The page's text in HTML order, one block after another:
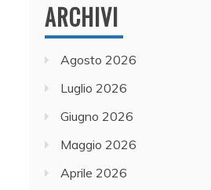
ARCHIVI
Agosto 2026
Luglio 2026
Giugno 2026
Maggio 2026
Aprile 2026